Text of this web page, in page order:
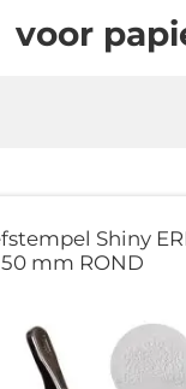
voor
Shiny
50 mm ROND